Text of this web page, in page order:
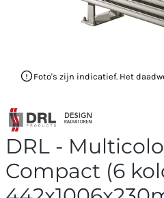
Foto's zijn indicatief. Het
DRL -
Compact (6